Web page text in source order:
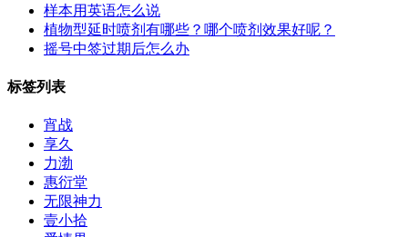
样本用英语怎么说
植物型延时喷剂有哪些？哪个喷剂效果好呢？
摇号中签过期后怎么办
标签列表
宵战
享久
力渤
惠衍堂
无限神力
壹小拾